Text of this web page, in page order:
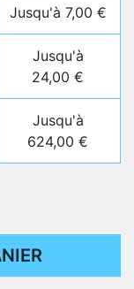
Jusqu'à 7,00 €
Jusqu'à
24,00 €
Jusqu'à
624,00 €